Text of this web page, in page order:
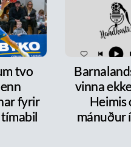
tvo
fyrir
vinna
Heimis
mánuður